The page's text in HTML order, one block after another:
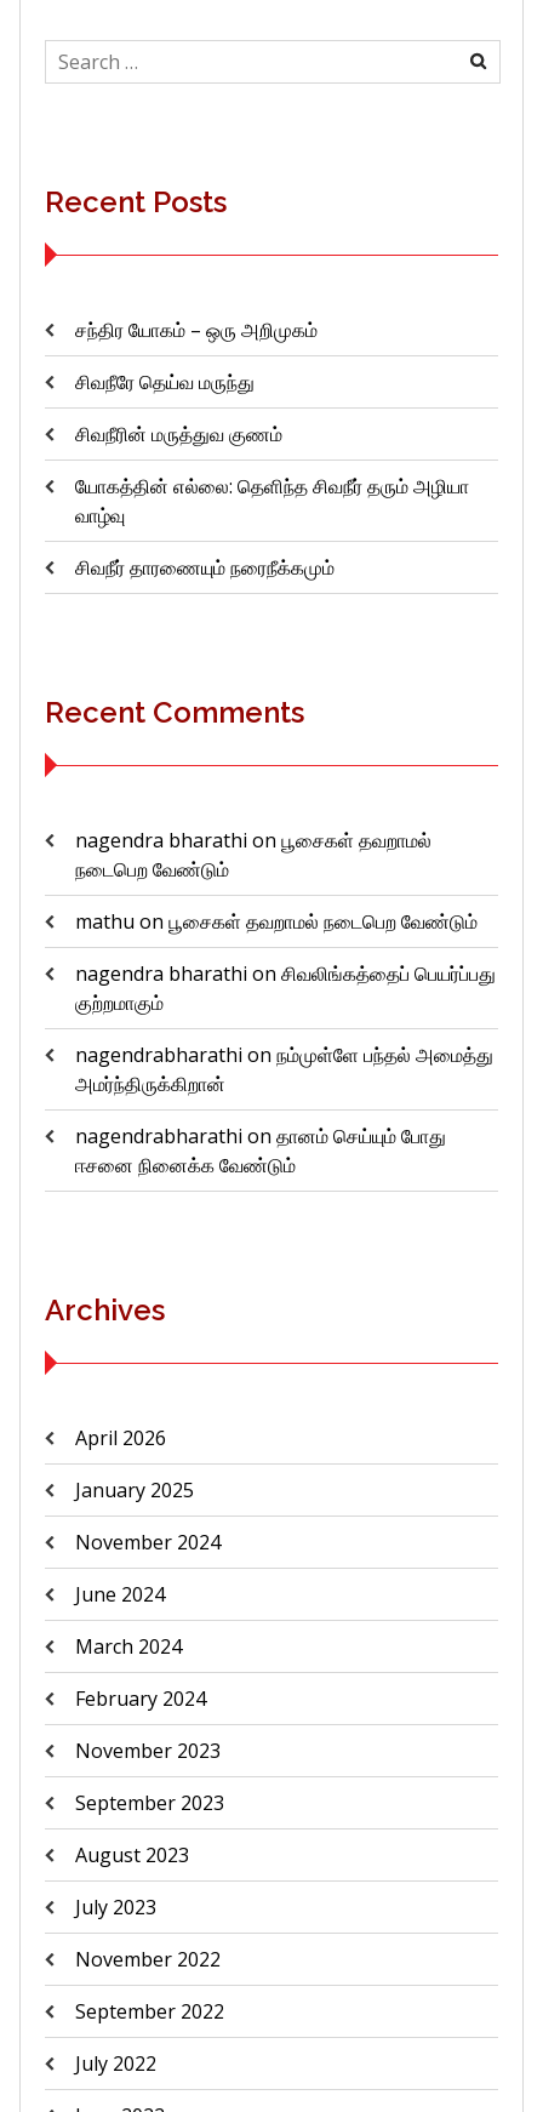
Search
for:
Recent Posts
சந்திர யோகம் – ஒரு அறிமுகம்
சிவநீரே தெய்வ மருந்து
சிவநீரின் மருத்துவ குணம்
யோகத்தின் எல்லை: தெளிந்த சிவநீர் தரும் அழியா
வாழ்வு
சிவநீர் தாரணையும் நரைநீக்கமும்
Recent Comments
nagendra bharathi on பூசைகள் தவறாமல்
நடைபெற வேண்டும்
mathu on பூசைகள் தவறாமல் நடைபெற வேண்டும்
nagendra bharathi on சிவலிங்கத்தைப் பெயர்ப்பது
குற்றமாகும்
nagendrabharathi on நம்முள்ளே பந்தல் அமைத்து
அமர்ந்திருக்கிறான்
nagendrabharathi on தானம் செய்யும் போது
ஈசனை நினைக்க வேண்டும்
Archives
April 2026
January 2025
November 2024
June 2024
March 2024
February 2024
November 2023
September 2023
August 2023
July 2023
November 2022
September 2022
July 2022